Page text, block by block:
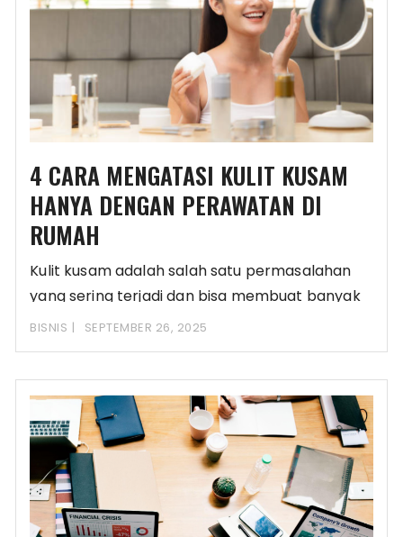
4 CARA MENGATASI KULIT KUSAM
HANYA DENGAN PERAWATAN DI
RUMAH
Kulit kusam adalah salah satu permasalahan
yang sering terjadi dan bisa membuat banyak
orang merasa
BISNIS SEPTEMBER 26, 2025